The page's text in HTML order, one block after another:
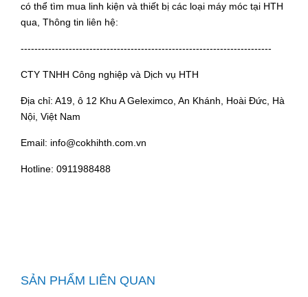
có thể tìm mua linh kiện và thiết bị các loại máy móc tại HTH
qua, Thông tin liên hệ:
-------------------------------------------------------------------------
CTY TNHH Công nghiệp và Dịch vụ HTH
Địa chỉ: A19, ô 12 Khu A Geleximco, An Khánh, Hoài Đức, Hà
Nội, Việt Nam
Email: info@cokhihth.com.vn
Hotline: 0911988488
SẢN PHẨM LIÊN QUAN